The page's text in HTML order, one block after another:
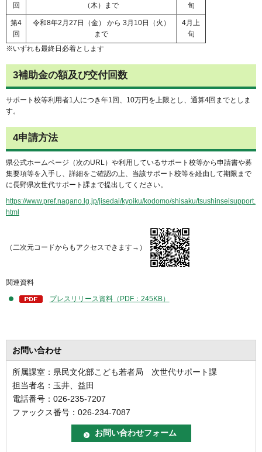
回
（木）まで
旬
第4
回
令和8年2月27日（金） から 3月10日（火）
まで
4月上
旬
※いずれも最終日必着とします
3補助金の額及び交付回数
サポート校等利用者1人につき年1回、10万円を上限とし、通算4回までとしま
す。
4申請方法
県公式ホームページ（次のURL）や利用しているサポート校等から申請書や募
集要項等を入手し、詳細をご確認の上、当該サポート校等を経由して期限まで
に長野県次世代サポート課まで提出してください。
https://www.pref.nagano.lg.jp/jisedai/kyoiku/kodomo/shisaku/tsushinseisupport.
html
（二次元コードからもアクセスできます→）
関連資料
プレスリリース資料（PDF：245KB）
お問い合わせ
所属課室：県民文化部こども若者局 次世代サポート課
担当者名：玉井、益田
電話番号：026-235-7207
ファックス番号：026-234-7087